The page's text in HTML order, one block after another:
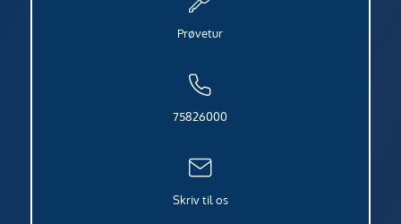
Prøvetur
75826000
Skriv til os